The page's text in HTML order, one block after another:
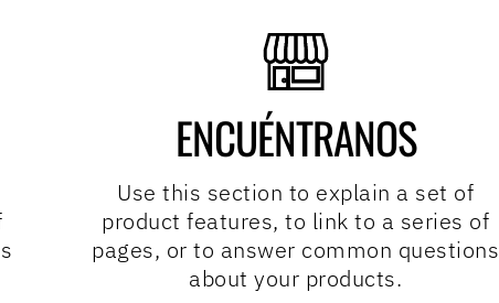
ENCUÉNTRANOS
Use this section to explain a set of
product features, to link to a series of
pages, or to answer common questions
about your products.